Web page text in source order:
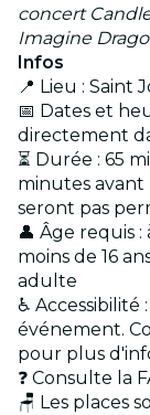
concert
Imagine
Infos
📍 Lieu : Saint
📅 Dates et
directement
⏳ Durée : 65
minutes
seront pas
👤 Âge requis
moins de 16
adulte
♿
événement.
pour plus
❓ Consulte la
🪑 Les places